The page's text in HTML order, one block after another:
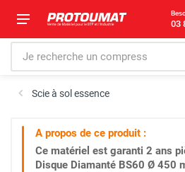
03
Scie à sol essence
A propos de ce produit :
Ce matériel est garanti 2 ans
Disque Diamanté BS60 Ø 450